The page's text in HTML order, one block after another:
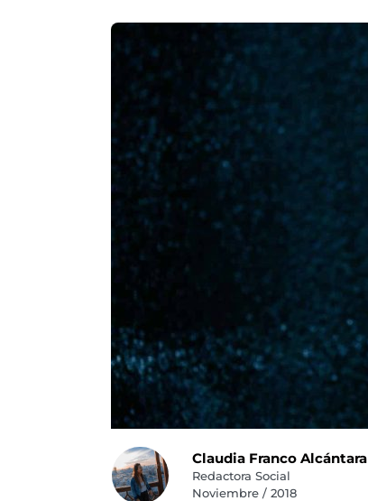
Claudia Franco Alcántara
Redactora Social
Noviembre / 2018